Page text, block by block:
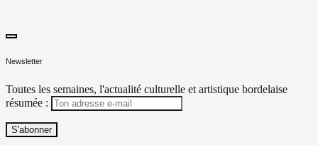
toggle
sidebar
Newsletter
Toutes les semaines, l'actualité culturelle et artistique bordelaise
résumée :